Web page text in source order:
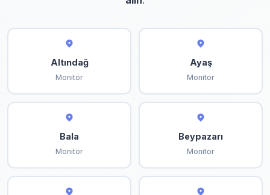
Altındağ
Monitör
Ayaş
Monitör
Bala
Monitör
Beypazarı
Monitör